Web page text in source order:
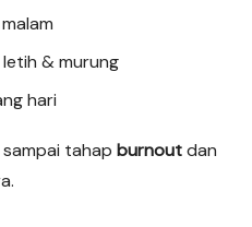
& murung
hari
tahapburnoutdan